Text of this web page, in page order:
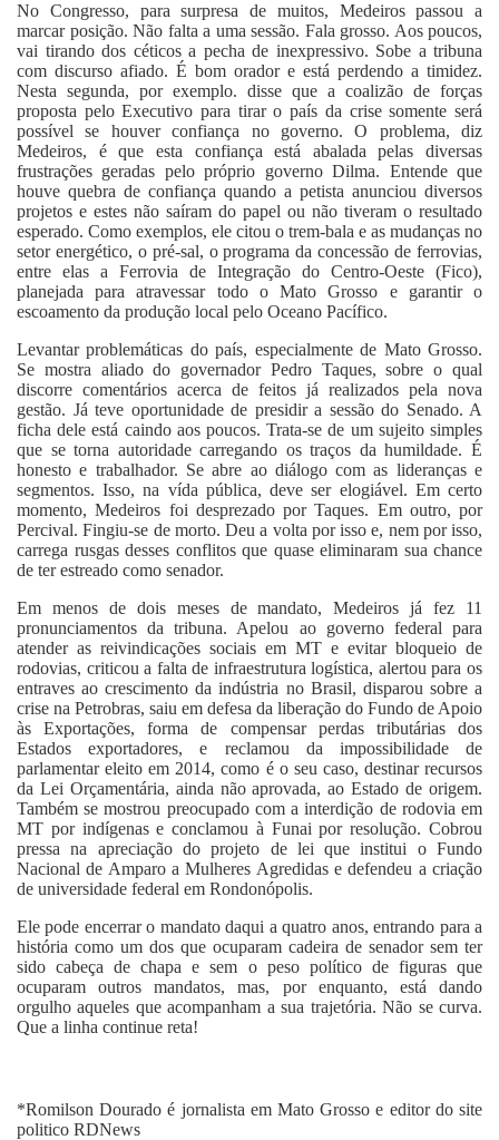
No Congresso, para surpresa de muitos, Medeiros passou a
marcar posição. Não falta a uma sessão. Fala grosso. Aos poucos,
vai tirando dos céticos a pecha de inexpressivo. Sobe a tribuna
com discurso afiado. É bom orador e está perdendo a timidez.
Nesta segunda, por exemplo. disse que a coalizão de forças
proposta pelo Executivo para tirar o país da crise somente será
possível se houver confiança no governo. O problema, diz
Medeiros, é que esta confiança está abalada pelas diversas
frustrações geradas pelo próprio governo Dilma. Entende que
houve quebra de confiança quando a petista anunciou diversos
projetos e estes não saíram do papel ou não tiveram o resultado
esperado. Como exemplos, ele citou o trem-bala e as mudanças no
setor energético, o pré-sal, o programa da concessão de ferrovias,
entre elas a Ferrovia de Integração do Centro-Oeste (Fico),
planejada para atravessar todo o Mato Grosso e garantir o
escoamento da produção local pelo Oceano Pacífico.
Levantar problemáticas do país, especialmente de Mato Grosso.
Se mostra aliado do governador Pedro Taques, sobre o qual
discorre comentários acerca de feitos já realizados pela nova
gestão. Já teve oportunidade de presidir a sessão do Senado. A
ficha dele está caindo aos poucos. Trata-se de um sujeito simples
que se torna autoridade carregando os traços da humildade. É
honesto e trabalhador. Se abre ao diálogo com as lideranças e
segmentos. Isso, na vída pública, deve ser elogiável. Em certo
momento, Medeiros foi desprezado por Taques. Em outro, por
Percival. Fingiu-se de morto. Deu a volta por isso e, nem por isso,
carrega rusgas desses conflitos que quase eliminaram sua chance
de ter estreado como senador.
Em menos de dois meses de mandato, Medeiros já fez 11
pronunciamentos da tribuna. Apelou ao governo federal para
atender as reivindicações sociais em MT e evitar bloqueio de
rodovias, criticou a falta de infraestrutura logística, alertou para os
entraves ao crescimento da indústria no Brasil, disparou sobre a
crise na Petrobras, saiu em defesa da liberação do Fundo de Apoio
às Exportações, forma de compensar perdas tributárias dos
Estados exportadores, e reclamou da impossibilidade de
parlamentar eleito em 2014, como é o seu caso, destinar recursos
da Lei Orçamentária, ainda não aprovada, ao Estado de origem.
Também se mostrou preocupado com a interdição de rodovia em
MT por indígenas e conclamou à Funai por resolução. Cobrou
pressa na apreciação do projeto de lei que institui o Fundo
Nacional de Amparo a Mulheres Agredidas e defendeu a criação
de universidade federal em Rondonópolis.
Ele pode encerrar o mandato daqui a quatro anos, entrando para a
história como um dos que ocuparam cadeira de senador sem ter
sido cabeça de chapa e sem o peso político de figuras que
ocuparam outros mandatos, mas, por enquanto, está dando
orgulho aqueles que acompanham a sua trajetória. Não se curva.
Que a linha continue reta!
*Romilson Dourado é jornalista em Mato Grosso e editor do site
politico RDNews